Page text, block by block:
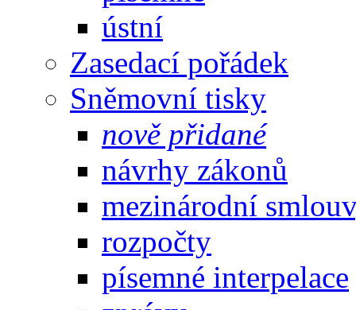
ústní
Zasedací pořádek
Sněmovní tisky
nově přidané
návrhy zákonů
mezinárodní
rozpočty
písemné interpelace